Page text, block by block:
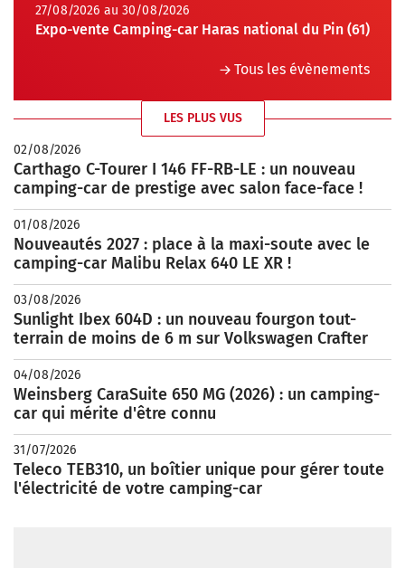
27/08/2026 au 30/08/2026
Expo-vente Camping-car Haras national du Pin (61)
Tous les évènements
LES PLUS VUS
02/08/2026
Carthago C-Tourer I 146 FF-RB-LE : un nouveau
camping-car de prestige avec salon face-face !
01/08/2026
Nouveautés 2027 : place à la maxi-soute avec le
camping-car Malibu Relax 640 LE XR !
03/08/2026
Sunlight Ibex 604D : un nouveau fourgon tout-
terrain de moins de 6 m sur Volkswagen Crafter
04/08/2026
Weinsberg CaraSuite 650 MG (2026) : un camping-
car qui mérite d'être connu
31/07/2026
Teleco TEB310, un boîtier unique pour gérer toute
l'électricité de votre camping-car